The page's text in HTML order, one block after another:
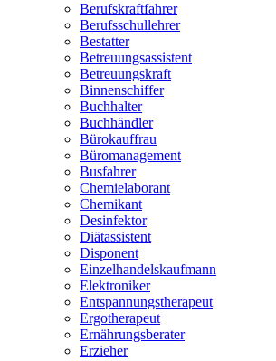
Berufskraftfahrer
Berufsschullehrer
Bestatter
Betreuungsassistent
Betreuungskraft
Binnenschiffer
Buchhalter
Buchhändler
Bürokauffrau
Büromanagement
Busfahrer
Chemielaborant
Chemikant
Desinfektor
Diätassistent
Disponent
Einzelhandelskaufmann
Elektroniker
Entspannungstherapeut
Ergotherapeut
Ernährungsberater
Erzieher